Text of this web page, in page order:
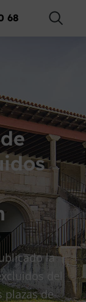
68
la
del
plazas de